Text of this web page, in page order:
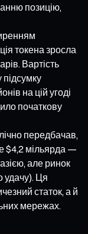
позицію,
токена зросла
Вартість
підсумку
на цій угоді
початкову
передбачав,
$4,2 мільярда —
але ринок
удачу). Ця
статок, а й
мережах.